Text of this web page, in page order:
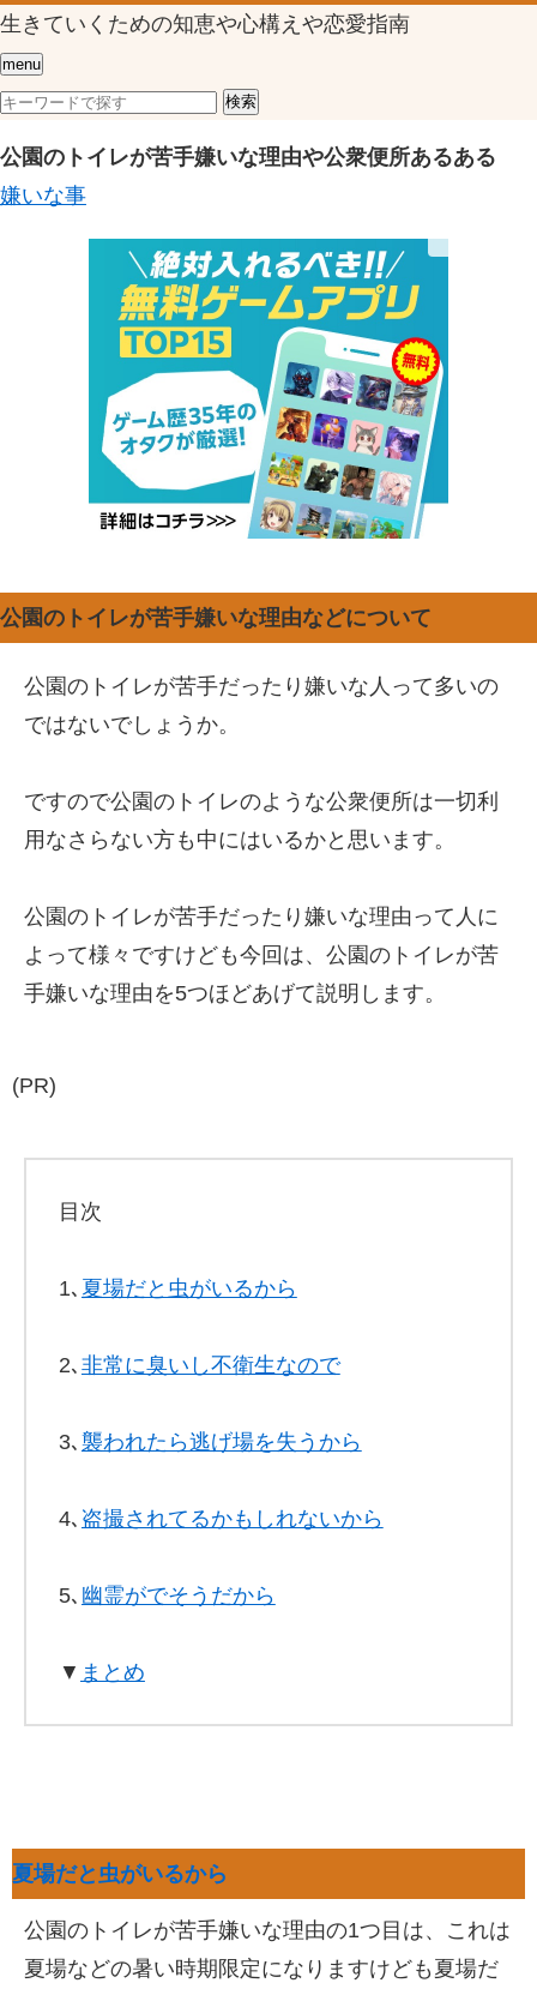
生きていくための知恵や心構えや恋愛指南
menu
公園のトイレが苦手嫌いな理由や公衆便所あるある
嫌いな事
公園のトイレが苦手嫌いな理由などについて
公園のトイレが苦手だったり嫌いな人って多いの
ではないでしょうか。
ですので公園のトイレのような公衆便所は一切利
用なさらない方も中にはいるかと思います。
公園のトイレが苦手だったり嫌いな理由って人に
よって様々ですけども今回は、公園のトイレが苦
手嫌いな理由を5つほどあげて説明します。
(PR)
目次
1､ 夏場だと虫がいるから
2､ 非常に臭いし不衛生なので
3､ 襲われたら逃げ場を失うから
4､ 盗撮されてるかもしれないから
5､ 幽霊がでそうだから
▼ まとめ
夏場だと虫がいるから
公園のトイレが苦手嫌いな理由の1つ目は、これは
夏場などの暑い時期限定になりますけども夏場だ